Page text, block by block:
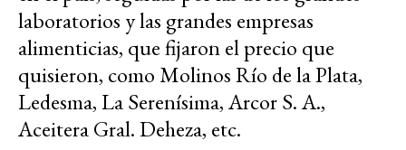
laboratorios y las grandes empresas
alimenticias, que fijaron el precio que
quisieron, como Molinos Río de la Plata,
Ledesma, La Serenísima, Arcor S. A.,
Aceitera Gral. Deheza, etc.